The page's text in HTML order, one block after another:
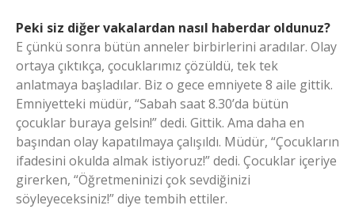
Peki siz diğer vakalardan nasıl haberdar oldunuz?
E çünkü sonra bütün anneler birbirlerini aradılar. Olay
ortaya çıktıkça, çocuklarımız çözüldü, tek tek
anlatmaya başladılar. Biz o gece emniyete 8 aile gittik.
Emniyetteki müdür, “Sabah saat 8.30’da bütün
çocuklar buraya gelsin!” dedi. Gittik. Ama daha en
başından olay kapatılmaya çalışıldı. Müdür, “Çocukların
ifadesini okulda almak istiyoruz!” dedi. Çocuklar içeriye
girerken, “Öğretmeninizi çok sevdiğinizi
söyleyeceksiniz!” diye tembih ettiler.